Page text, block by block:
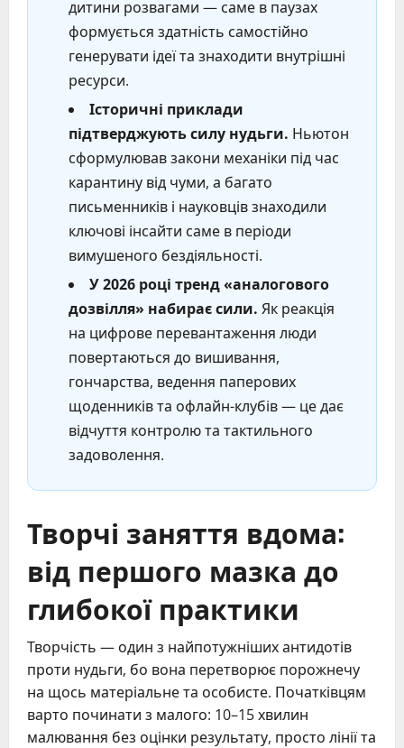
дитини розвагами — саме в паузах
формується здатність самостійно
генерувати ідеї та знаходити внутрішні
ресурси.
Історичні приклади
підтверджують силу нудьги. Ньютон
сформулював закони механіки під час
карантину від чуми, а багато
письменників і науковців знаходили
ключові інсайти саме в періоди
вимушеного бездіяльності.
У 2026 році тренд «аналогового
дозвілля» набирає сили. Як реакція
на цифрове перевантаження люди
повертаються до вишивання,
гончарства, ведення паперових
щоденників та офлайн-клубів — це дає
відчуття контролю та тактильного
задоволення.
Творчі заняття вдома:
від першого мазка до
глибокої практики
Творчість — один з найпотужніших антидотів
проти нудьги, бо вона перетворює порожнечу
на щось матеріальне та особисте. Початківцям
варто починати з малого: 10–15 хвилин
малювання без оцінки результату, просто лінії та